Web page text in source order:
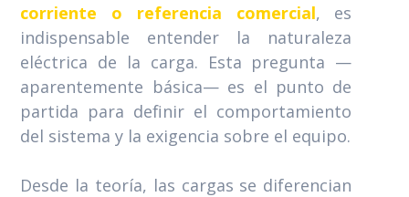
corriente o referencia comercial, es
indispensable entender la naturaleza
eléctrica de la carga. Esta pregunta —
aparentemente básica— es el punto de
partida para definir el comportamiento
del sistema y la exigencia sobre el equipo.
Desde la teoría, las cargas se diferencian